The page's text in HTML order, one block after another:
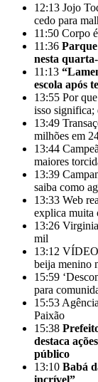
12:13 Jojo
cedo para
11:50 Corpo
11:36
nesta
11:13
escola após
13:55 Por
isso significa;
13:49
milhões em
13:44
maiores
13:39
saiba como
13:33 Web
explica muita
13:26
mil
13:12
beija menino
15:59
para
15:53
Paixão
15:38
destaca
público
13:10 Babá
incrível”